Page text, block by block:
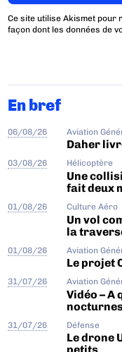
Ce site utilise Akismet pour
façon dont les données de
En bref
06/08/26 Aviation
Daher
03/08/26 Hélicoptère
Une
fait deux
01/08/26 Culture Aéro
Un vol
la
01/08/26 Aviation
Le projet
31/07/26 Aviation
Vidéo –
31/07/26 Défense
Le drone